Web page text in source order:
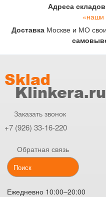
Адреса складов
«наши
Доставка Москве и МО
Заказать звонок
+7 (926) 33-16-220
Обратная связь
Ежедневно 10:00–20:00